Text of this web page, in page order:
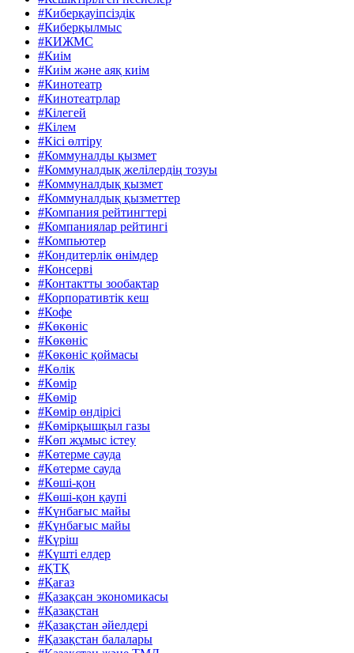
#Киберқауіпсіздік
#Киберқылмыс
#КИЖМС
#Киім
#Киім және аяқ киім
#Кинотеатр
#Кинотеатрлар
#Кілегей
#Кілем
#Кісі өлтіру
#Коммуналды қызмет
#Коммуналдық желілердің тозуы
#Коммуналдық қызмет
#Коммуналдық қызметтер
#Компания рейтингтері
#Компаниялар рейтингі
#Компьютер
#Кондитерлік өнімдер
#Консерві
#Контактты зообақтар
#Корпоративтік кеш
#Кофе
#Көкөніс
#Көкөніс
#Көкөніс қоймасы
#Көлік
#Көмір
#Көмір
#Көмір өндірісі
#Көмірқышқыл газы
#Көп жұмыс істеу
#Көтерме сауда
#Көтерме сауда
#Көші-қон
#Көші-қон қаупі
#Күнбағыс майы
#Күнбағыс майы
#Күріш
#Күшті елдер
#ҚTҚ
#Қағаз
#Қазақсан экономикасы
#Қазақстан
#Қазақстан әйелдері
#Қазақстан балалары